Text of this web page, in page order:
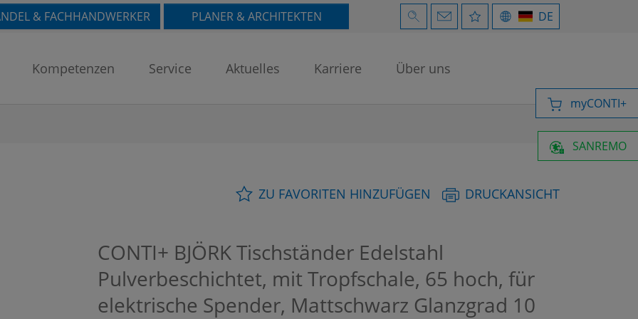
& FACHHANDWERKER PLANER & ARCHITEKTEN DE
Kompetenzen Service Aktuelles Karriere Über uns
SANREMO
myCONTI+
ZU FAVORITEN HINZUFÜGEN DRUCKANSICHT
CONTI+ BJÖRK Tischständer Edelstahl
Pulverbeschichtet, mit Tropfschale, 65 hoch, für
elektrische Spender, Mattschwarz Glanzgrad 10